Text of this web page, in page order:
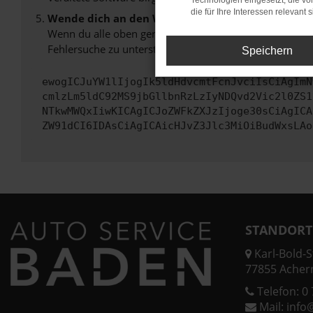
Wende dich an den Webseitenbetreiber.
Wenn du alle oben genannten Schritte versucht hast,
Fehlersuche zu unterstützen:
Karl-Bold-
77855
Telefon: 0
Mail:
die für Ihre Interessen relevant
Speichern